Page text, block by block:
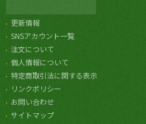
更新情報
SNSアカウント一覧
注文について
個人情報について
特定商取引法に関する表示
リンクポリシー
お問い合わせ
サイトマップ